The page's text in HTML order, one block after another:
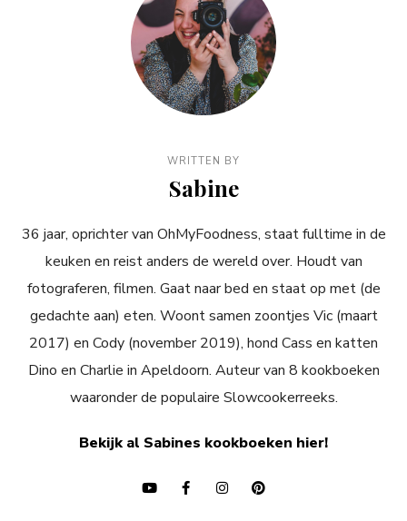
WRITTEN BY
Sabine
36 jaar, oprichter van OhMyFoodness, staat fulltime in de
keuken en reist anders de wereld over. Houdt van
fotograferen, filmen. Gaat naar bed en staat op met (de
gedachte aan) eten. Woont samen zoontjes Vic (maart
2017) en Cody (november 2019), hond Cass en katten
Dino en Charlie in Apeldoorn. Auteur van 8 kookboeken
waaronder de populaire Slowcookerreeks.
Bekijk al Sabines kookboeken hier!